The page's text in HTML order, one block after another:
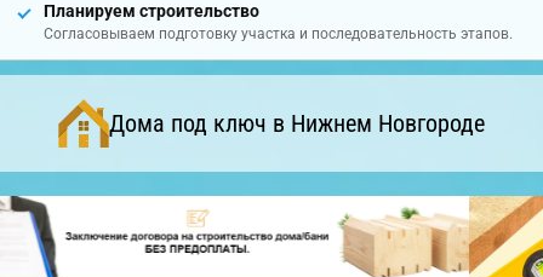
Планируем строительство
Согласовываем подготовку участка и последовательность этапов.
Дома под ключ в Нижнем Новгороде